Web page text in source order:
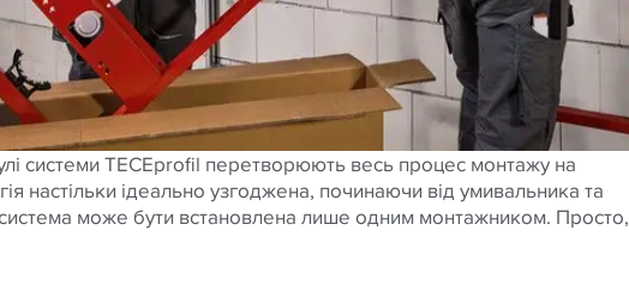
системи TECEprofil перетворюють весь процес монтажу на
настільки ідеально узгоджена, починаючи від умивальника та
може бути встановлена лише одним монтажником. Просто,